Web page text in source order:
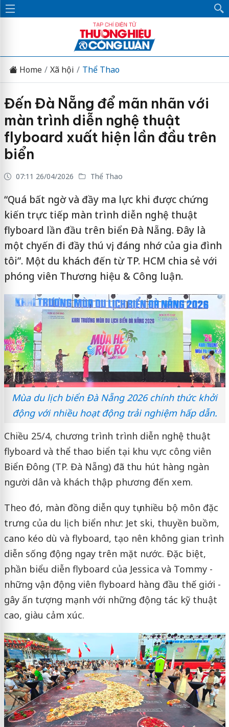
Home Xã hội Thể Thao
Đến Đà Nẵng để mãn nhãn với
màn trình diễn nghệ thuật
flyboard xuất hiện lần đầu trên
biển
07:11 26/04/2026 Thể Thao
“Quá bất ngờ và đầy ma lực khi được chứng
kiến trực tiếp màn trình diễn nghệ thuật
flyboard lần đầu trên biển Đà Nẵng. Đây là
một chyến đi đầy thú vị, đáng nhớ của gia đình
tôi”. Một du khách đến từ TP. HCM chia sẻ với
phóng viên Thương hiệu & Công luận.
Mùa du lịch biển Đà Nẵng 2026 chính thức khởi
động với nhiều hoạt động trải nghiệm hấp dẫn.
Chiều 25/4, chương trình trình diễn nghệ thuật
flyboard và thể thao biển tại khu vực công viên
Biển Đông (TP. Đà Nẵng) đã thu hút hàng ngàn
người dân và khách thập phương đến xem.
Theo đó, màn đồng diễn quy tụ nhiều bộ môn đặc
trưng của du lịch biển như: Jet ski, thuyền buồm,
cano kéo dù và flyboard, tạo nên không gian trình
diễn sống động ngay trên mặt nước. Đặc biệt,
phần biểu diễn flyboard của Jessica và Tommy -
những vận động viên flyboard hàng đầu thế giới -
gây ấn tượng mạnh với những động tác kỹ thuật
cao, giàu cảm xúc.